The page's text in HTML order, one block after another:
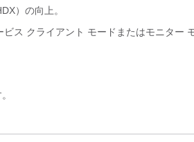
）の向上。
ス クライアント モードまたはモニター